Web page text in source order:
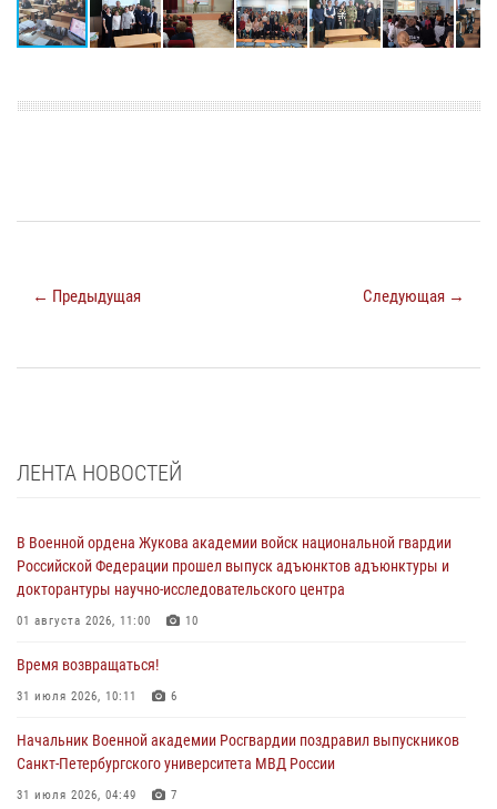
← Предыдущая Следующая →
ЛЕНТА НОВОСТЕЙ
В Военной ордена Жукова академии войск национальной гвардии
Российской Федерации прошел выпуск адъюнктов адъюнктуры и
докторантуры научно-исследовательского центра
01 августа 2026, 11:00 10
Время возвращаться!
31 июля 2026, 10:11 6
Начальник Военной академии Росгвардии поздравил выпускников
Санкт-Петербургского университета МВД России
31 июля 2026, 04:49 7